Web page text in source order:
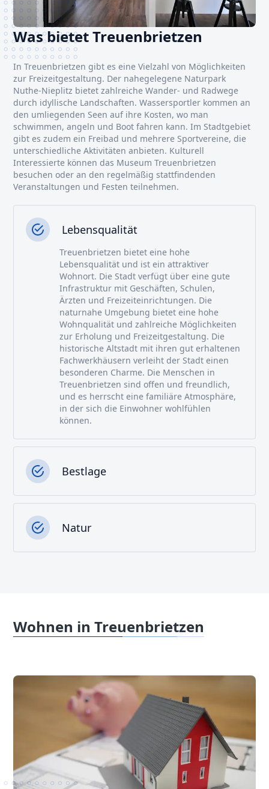
Was bietet Treuenbrietzen
In Treuenbrietzen gibt es eine Vielzahl von Möglichkeiten
zur Freizeitgestaltung. Der nahegelegene Naturpark
Nuthe-Nieplitz bietet zahlreiche Wander- und Radwege
durch idyllische Landschaften. Wassersportler kommen an
den umliegenden Seen auf ihre Kosten, wo man
schwimmen, angeln und Boot fahren kann. Im Stadtgebiet
gibt es zudem ein Freibad und mehrere Sportvereine, die
unterschiedliche Aktivitäten anbieten. Kulturell
Interessierte können das Museum Treuenbrietzen
besuchen oder an den regelmäßig stattfindenden
Veranstaltungen und Festen teilnehmen.
Lebensqualität
Treuenbrietzen bietet eine hohe
Lebensqualität und ist ein attraktiver
Wohnort. Die Stadt verfügt über eine gute
Infrastruktur mit Geschäften, Schulen,
Ärzten und Freizeiteinrichtungen. Die
naturnahe Umgebung bietet eine hohe
Wohnqualität und zahlreiche Möglichkeiten
zur Erholung und Freizeitgestaltung. Die
historische Altstadt mit ihren gut erhaltenen
Fachwerkhäusern verleiht der Stadt einen
besonderen Charme. Die Menschen in
Treuenbrietzen sind offen und freundlich,
und es herrscht eine familiäre Atmosphäre,
in der sich die Einwohner wohlfühlen
können.
Bestlage
Natur
Wohnen in Treuenbrietzen